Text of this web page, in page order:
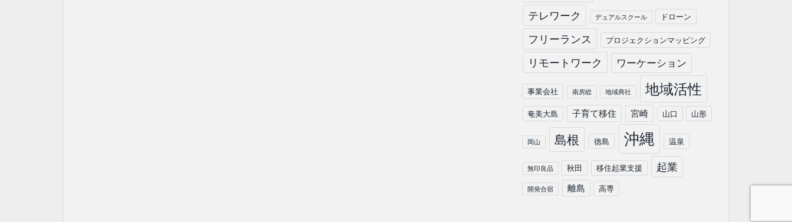
テレワーク デュアルスクール ドローン
フリーランス プロジェクションマッピング
リモートワーク ワーケーション
事業会社 南房総 地域商社 地域活性
奄美大島 子育て移住 宮崎 山口 山形
岡山 島根 徳島 沖縄 温泉
無印良品 秋田 移住起業支援 起業
開発合宿 離島 高専